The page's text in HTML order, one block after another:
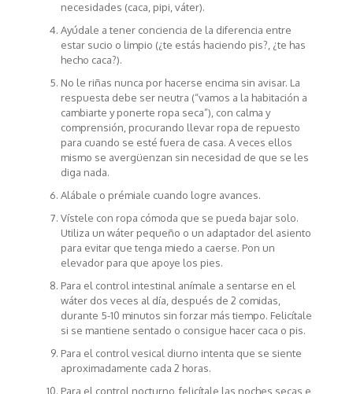
necesidades (caca, pipi, váter).
Ayúdale a tener conciencia de la diferencia entre
estar sucio o limpio (¿te estás haciendo pis?, ¿te has
hecho caca?).
No le riñas nunca por hacerse encima sin avisar. La
respuesta debe ser neutra (“vamos a la habitación a
cambiarte y ponerte ropa seca”), con calma y
comprensión, procurando llevar ropa de repuesto
para cuando se esté fuera de casa. A veces ellos
mismo se avergüenzan sin necesidad de que se les
diga nada.
Alábale o prémiale cuando logre avances.
Vístele con ropa cómoda que se pueda bajar solo.
Utiliza un wáter pequeño o un adaptador del asiento
para evitar que tenga miedo a caerse. Pon un
elevador para que apoye los pies.
Para el control intestinal anímale a sentarse en el
wáter dos veces al día, después de 2 comidas,
durante 5-10 minutos sin forzar más tiempo. Felicítale
si se mantiene sentado o consigue hacer caca o pis.
Para el control vesical diurno intenta que se siente
aproximadamente cada 2 horas.
Para el control nocturno, felicítale las noches secas e